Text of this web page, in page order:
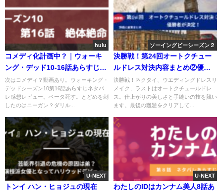
hulu
コメディ化計画中？｜ウォーキ
ング・デッド10‐16話あらすじネ
タバレ感想レビュー
次はコメディ？動画あり。ウォーキング・
デッドシーズン10第16話あらすじネタバ
レ感想レビュー。ベータ死す。とどめを刺
したのはニーガン？ダリル...
ソーイングビーシーズン２
決勝戦！第24回オートクチュー
ルドレス対決内容まとめ②優勝
者が決定
決勝戦！ネクタイ、ウエディングドレスリ
メイク、ラストはオートクチュールドレ
ス。仕上がりの美しさと手縫いの技を競い
ます。最後の難題をクリアして...
U-NEXT
トンイ ハン・ヒョジュの現在
U-NEXT
わたしのIDはカンナム美人8話あ